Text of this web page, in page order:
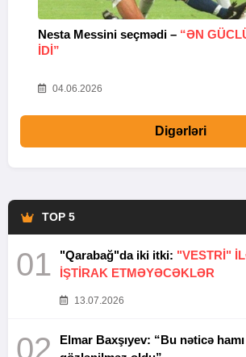
Nesta Messini seçmədi – “ƏN
IDI”
04.06.2026
Digərləri
TOP 5
01 "Qarabağ"da iki itki: "VESTRİ"
İŞTİRAK ETMƏYƏCƏKLƏR
13.07.2026
02
Elmar Baxşıyev: “Bu nəticə